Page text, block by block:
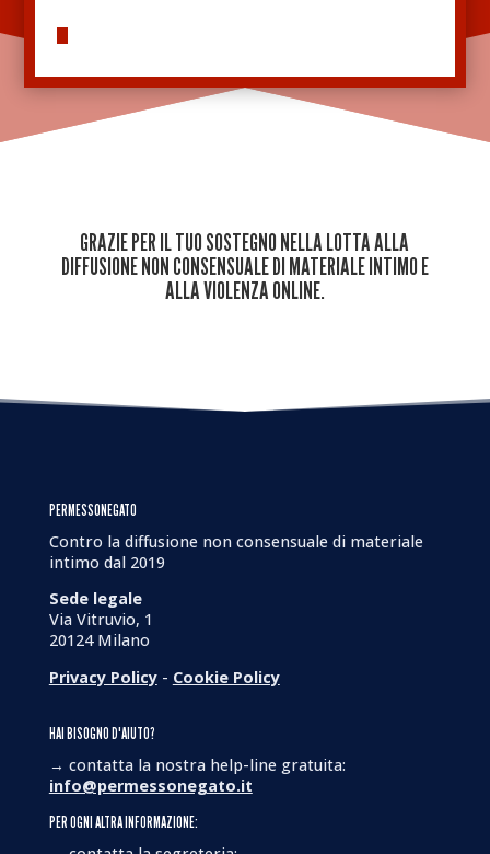
GRAZIE PER IL TUO SOSTEGNO NELLA LOTTA ALLA
DIFFUSIONE NON CONSENSUALE DI MATERIALE INTIMO E
ALLA VIOLENZA ONLINE.
PERMESSONEGATO
Contro la diffusione non consensuale di materiale
intimo dal 2019
Sede legale
Via Vitruvio, 1
20124 Milano
Privacy Policy- Cookie Policy
HAI BISOGNO D'AIUTO?
→ contatta la nostra help-line gratuita:
info@permessonegato.it
PER OGNI ALTRA INFORMAZIONE: